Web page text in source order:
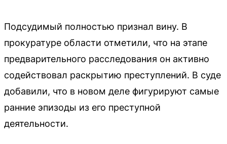
Подсудимый полностью признал вину. В
прокуратуре области отметили, что на этапе
предварительного расследования он активно
содействовал раскрытию преступлений. В суде
добавили, что в новом деле фигурируют самые
ранние эпизоды из его преступной
деятельности.